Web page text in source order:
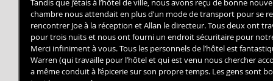
Tandis que j’étais à l’hôtel de ville, nous avons reçu de bonne
chambre nous attendait en plus d’un mode de transport pour se
rencontrer Joe à la réception et Allan le directeur. Tous deux ont
pour trois nuits et nous ont fourni un endroit sécuritaire pour
Merci infiniment à vous. Tous les personnels de l’hôtel est
Warren (qui travaille pour l’hôtel et qui est venu nous chercher
a même conduit à l’épicerie sur son propre temps. Les gens sont